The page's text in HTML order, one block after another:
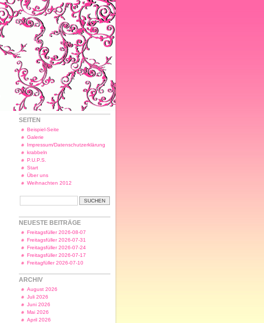
SEITEN
Beispiel-Seite
Galerie
Impressum/Datenschutzerklärung
krabbeln
P.U.P.S.
Start
Über uns
Weihnachten 2012
NEUESTE BEITRÄGE
Freitagsfüller 2026-08-07
Freitagsfüller 2026-07-31
Freitagsfüller 2026-07-24
Freitagsfüller 2026-07-17
Freitagfüller 2026-07-10
ARCHIV
August 2026
Juli 2026
Juni 2026
Mai 2026
April 2026